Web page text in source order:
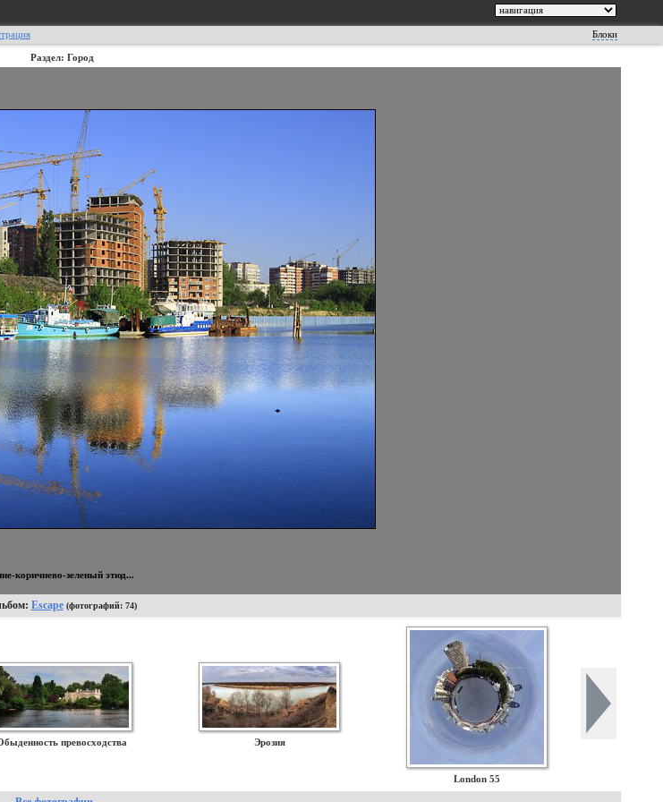
Блоки
Раздел: Город
коричнево-зеленый этюд...
Escape (фотографий: 74)
превосходства Эрозия
London 55